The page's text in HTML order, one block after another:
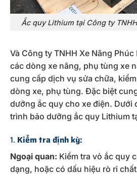
Ắc quy Lithium tại Công ty
Và Công ty TNHH Xe Nâng
các dòng xe nâng, phụ tùng xe
cung cấp dịch vụ sửa chữa,
dòng xe, phụ tùng. Đặc biệt
dưỡng ắc quy cho xe điện. Dưới
trình bảo dưỡng ắc quy Lithium
1. Kiểm tra định kỳ:
Ngoại quan: Kiểm tra vỏ ắc quy
dạng, hoặc có dấu hiệu rò rỉ